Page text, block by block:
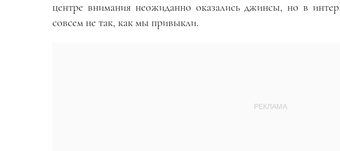
центре внимания неожиданно оказались джинсы, но в
совсем не так, как мы привыкли.